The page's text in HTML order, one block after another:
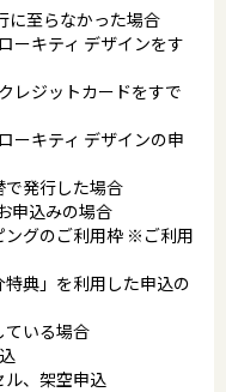
に至らなかった場合
ーキティ デザインをす
レジットカードをすで
ーキティ デザインの申
発行した場合
申込みの場合
ングのご利用枠 ※ご利用
典」を利用した申込の
ている場合
ル、架空申込